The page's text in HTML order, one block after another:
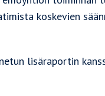
koskevien
lisäraportin